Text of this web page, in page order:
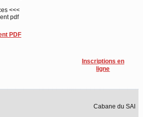
<<<
pdf
PDF
Inscriptions en
ligne
Cabane du SAI